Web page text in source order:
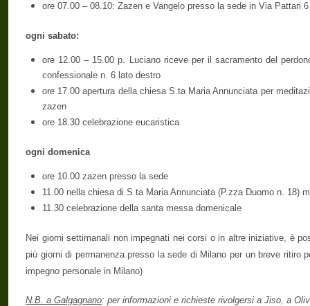
ore 07.00 – 08.10: Zazen e Vangelo presso la sede in Via Pattari
ogni sabato:
ore 12.00 – 15.00 p. Luciano riceve per il sacramento del
confessionale n. 6 lato destro
ore 17.00 apertura della chiesa S.ta Maria Annunciata per
zazen
ore 18.30 celebrazione eucaristica
ogni domenica
ore 10.00 zazen presso la sede
11.00 nella chiesa di S.ta Maria Annunciata (P.zza Duomo n. 18)
11.30 celebrazione della santa messa domenicale
Nei giorni settimanali non impegnati nei corsi o in altre iniziative, è
più giorni di permanenza presso la sede di Milano per un breve ritiro
impegno personale in Milano)
N.B. a Galgagnano: per informazioni e richieste rivolgersi a Jiso, a